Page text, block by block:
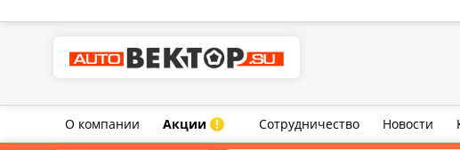
О компании Акции ! Сотрудничество Новости